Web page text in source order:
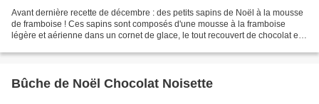
Avant dernière recette de décembre : des petits sapins de Noël à la mousse
de framboise ! Ces sapins sont composés d'une mousse à la framboise
légère et aérienne dans un cornet de glace, le tout recouvert de chocolat et
Bûche de Noël Chocolat Noisette